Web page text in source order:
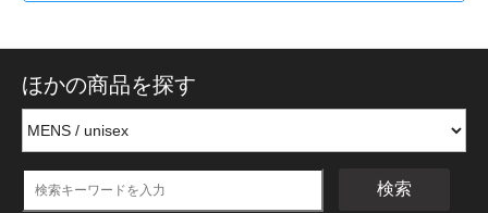
ほかの商品を探す
検索